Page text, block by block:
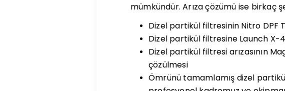
mümkündür. Arıza çözümü ise birkaç
Dizel partikül filtresinin Nitro DPF
Dizel partikül filtresine Launch X-
Dizel partikül filtresi arızasının
çözülmesi
Ömrünü tamamlamış dizel